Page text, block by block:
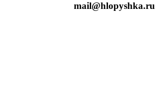
mail@hlopyshka.ru